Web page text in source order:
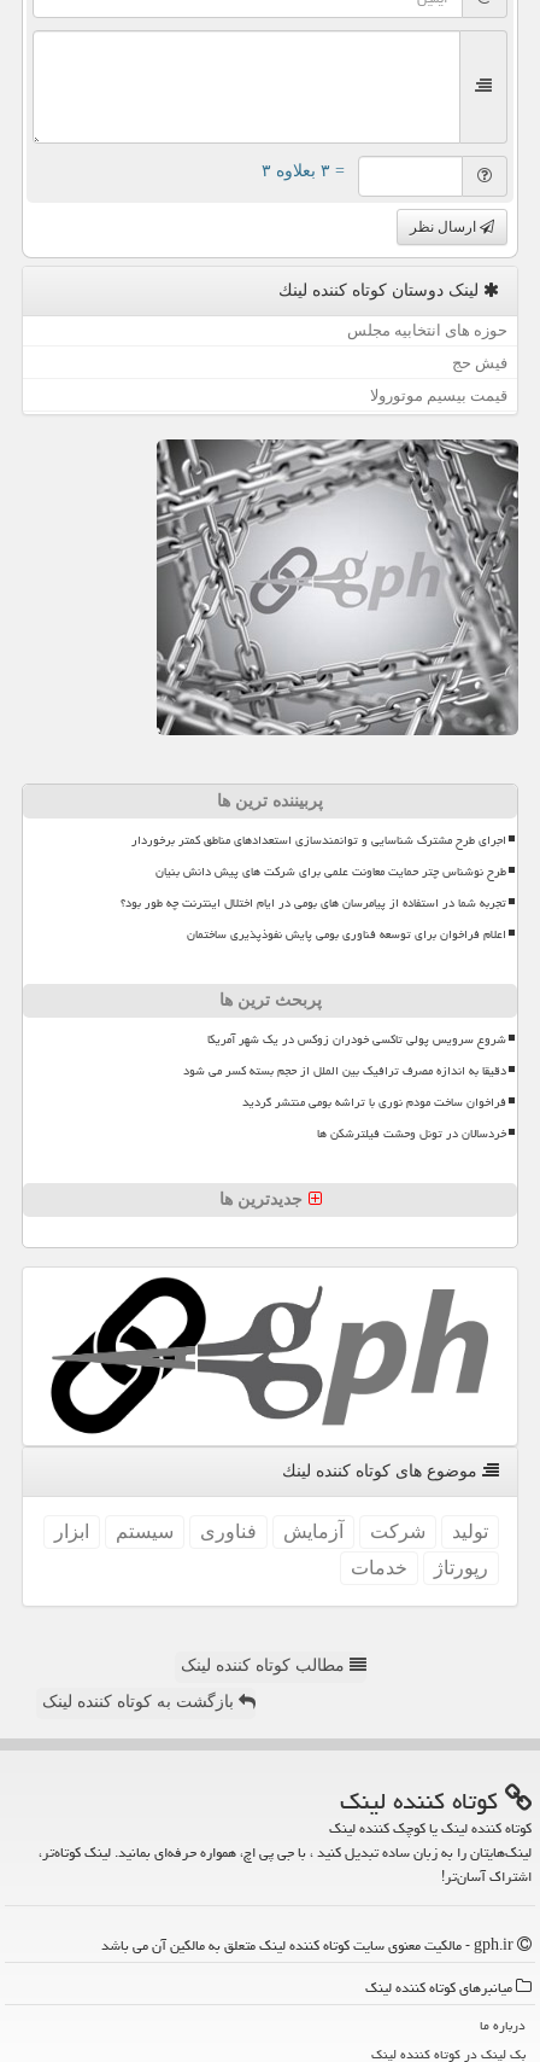
= ۳ بعلاوه ۳
ارسال نظر
لینک دوستان كوتاه كننده لینك
حوزه های انتخابیه مجلس
فیش حج
قیمت بیسیم موتورولا
پربیننده ترین ها
اجرای طرح مشترک شناسایی و توانمندسازی استعدادهای مناطق کمتر برخوردار
طرح نوشناس چتر حمایت معاونت علمی برای شرکت های پیش دانش بنیان
تجربه شما در استفاده از پیامرسان های بومی در ایام اختلال اینترنت چه طور بود؟
اعلام فراخوان برای توسعه فناوری بومی پایش نفوذپذیری ساختمان
پربحث ترین ها
شروع سرویس پولی تاکسی خودران زوکس در یک شهر آمریکا
دقیقا به اندازه مصرف ترافیک بین الملل از حجم بسته کسر می شود
فراخوان ساخت مودم نوری با تراشه بومی منتشر گردید
خردسالان در تونل وحشت فیلترشکن ها
جدیدترین ها
موضوع های كوتاه كننده لینك
تولید شركت آزمایش فناوری سیستم
ابزار
رپورتاژ
خدمات
مطالب کوتاه کننده لینک
بازگشت به کوتاه کننده لینک
كوتاه كننده لینك
کوتاه کننده لینک یا کوچک کننده لینک
لینک‌هایتان را به زبان ساده تبدیل کنید ، با جی پی اچ، همواره حرفه‌ای بمانید. لینک کوتاه‌تر،
اشتراک آسان‌تر!
میانبرهای كوتاه كننده لینك
درباره ما
بک لینک در كوتاه كننده لینك